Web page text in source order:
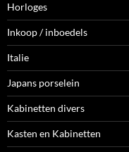
Horloges
Inkoop / inboedels
Italie
Japans porselein
Kabinetten divers
Kasten en Kabinetten